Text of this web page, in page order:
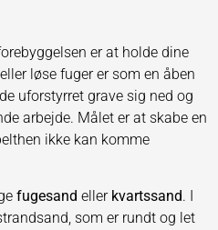
er at holde dine
løse fuger er som en åben
uforstyrret grave sig ned og
arbejde. Målet er at skabe en
ikke kan komme
fugesand eller kvartssand. I
som er rundt og let